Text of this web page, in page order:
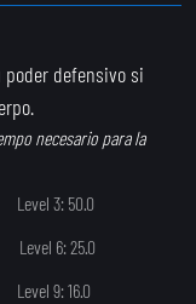
defensivo si
necesario para la
Level 3: 50.0
Level 6: 25.0
Level 9: 16.0